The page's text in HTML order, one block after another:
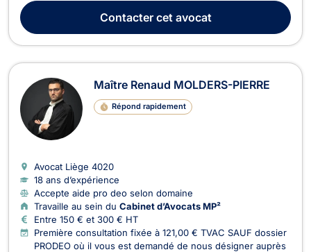
Thomas BOCQUET intervient en droit pénal dans le cadre des
infractions contre les biens ou...
Contactercet avocat
Maître Renaud MOLDERS-PIERRE
Répond rapidement
Avocat Liège 4020
18 ans d’expérience
Accepte aide pro deo selon domaine
Travaille au sein du Cabinet d’Avocats MP²
Entre 150 € et 300 € HT
Première consultation fixée à 121,00 € TVAC SAUF dossier
PRODEO où il vous est demandé de nous désigner auprès